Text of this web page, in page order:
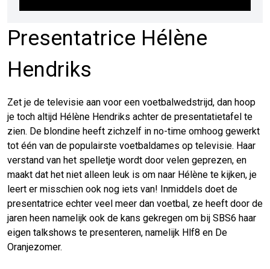
Presentatrice Hélène
Hendriks
Zet je de televisie aan voor een voetbalwedstrijd, dan hoop
je toch altijd Hélène Hendriks achter de presentatietafel te
zien. De blondine heeft zichzelf in no-time omhoog gewerkt
tot één van de populairste voetbaldames op televisie. Haar
verstand van het spelletje wordt door velen geprezen, en
maakt dat het niet alleen leuk is om naar Hélène te kijken, je
leert er misschien ook nog iets van! Inmiddels doet de
presentatrice echter veel meer dan voetbal, ze heeft door de
jaren heen namelijk ook de kans gekregen om bij SBS6 haar
eigen talkshows te presenteren, namelijk Hlf8 en De
Oranjezomer.